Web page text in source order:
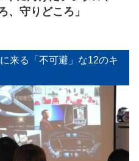
、守りどころ」
来る「不可避」な12のキ